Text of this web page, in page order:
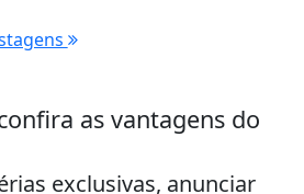
as vantagens do
exclusivas, anunciar